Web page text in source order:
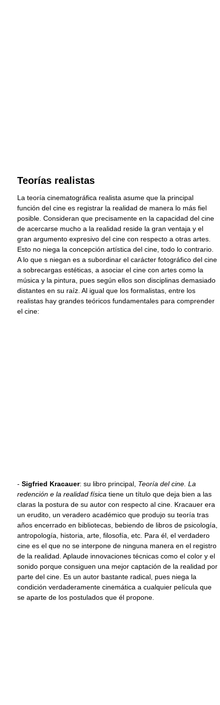
Teorías realistas
La teoría cinematográfica realista asume que la principal
función del cine es registrar la realidad de manera lo más fiel
posible. Consideran que precisamente en la capacidad del cine
de acercarse mucho a la realidad reside la gran ventaja y el
gran argumento expresivo del cine con respecto a otras artes.
Esto no niega la concepción artística del cine, todo lo contrario.
A lo que s niegan es a subordinar el carácter fotográfico del cine
a sobrecargas estéticas, a asociar el cine con artes como la
música y la pintura, pues según ellos son disciplinas demasiado
distantes en su raíz. Al igual que los formalistas, entre los
realistas hay grandes teóricos fundamentales para comprender
el cine:
- Sigfried Kracauer: su libro principal, Teoría del cine. La
redención e la realidad física tiene un título que deja bien a las
claras la postura de su autor con respecto al cine. Kracauer era
un erudito, un veradero académico que produjo su teoría tras
años encerrado en bibliotecas, bebiendo de libros de psicología,
antropología, historia, arte, filosofía, etc. Para él, el verdadero
cine es el que no se interpone de ninguna manera en el registro
de la realidad. Aplaude innovaciones técnicas como el color y el
sonido porque consiguen una mejor captación de la realidad por
parte del cine. Es un autor bastante radical, pues niega la
condición verdaderamente cinemática a cualquier película que
se aparte de los postulados que él propone.